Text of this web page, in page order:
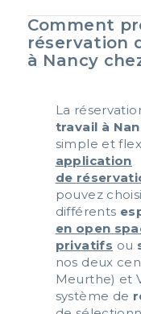
Comment
réservation
à Nancy
La
travail à
simple et
application
de
pouvez
différents
en open
privatifs ou
nos deux
Meurthe) et
système de